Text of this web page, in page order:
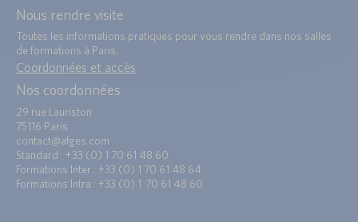
Nous rendre visite
Toutes les informations pratiques pour vous rendre dans nos salles
de formations à Paris.
Coordonnées et accès
Nos coordonnées
29 rue Lauriston
75116 Paris
contact@afges.com
Standard : +33 (0) 1 70 61 48 60
Formations Inter : +33 (0) 1 70 61 48 64
Formations Intra : +33 (0) 1 70 61 48 60